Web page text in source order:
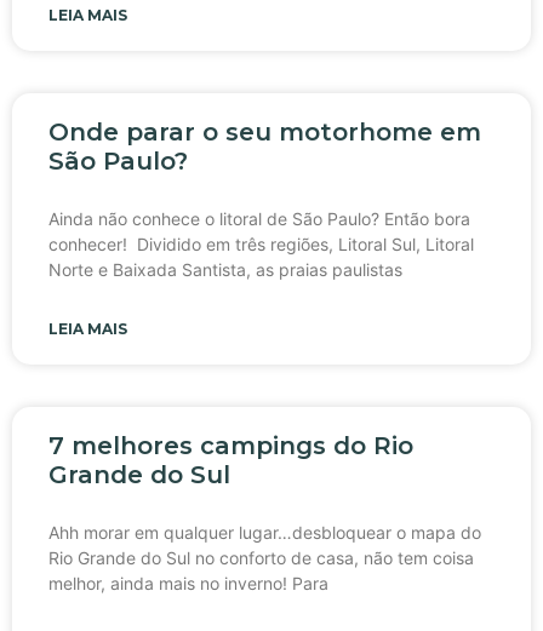
LEIA MAIS
Onde parar o seu motorhome em
São Paulo?
Ainda não conhece o litoral de São Paulo? Então bora
conhecer! Dividido em três regiões, Litoral Sul, Litoral
Norte e Baixada Santista, as praias paulistas
LEIA MAIS
7 melhores campings do Rio
Grande do Sul
Ahh morar em qualquer lugar…desbloquear o mapa do
Rio Grande do Sul no conforto de casa, não tem coisa
melhor, ainda mais no inverno! Para